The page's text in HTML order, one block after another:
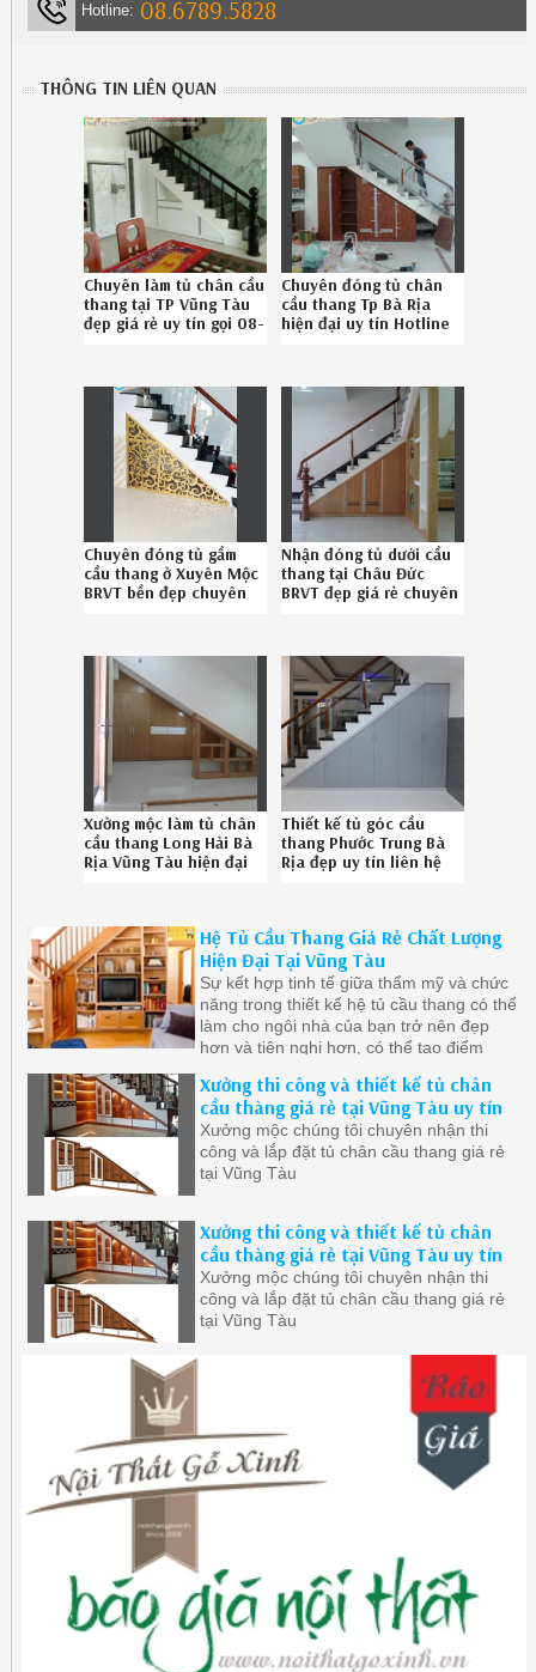
Hotline: 08.6789.5828
THÔNG TIN LIÊN QUAN
Chuyên làm tủ chân cầu
thang tại TP Vũng Tàu
đẹp giá rẻ uy tín gọi 08-
Chuyên đóng tủ chân
cầu thang Tp Bà Rịa
hiện đại uy tín Hotline
Chuyên đóng tủ gầm
cầu thang ở Xuyên Mộc
BRVT bền đẹp chuyên
Nhận đóng tủ dưới cầu
thang tại Châu Đức
BRVT đẹp giá rẻ chuyên
Xưởng mộc làm tủ chân
cầu thang Long Hải Bà
Rịa Vũng Tàu hiện đại
Thiết kế tủ góc cầu
thang Phước Trung Bà
Rịa đẹp uy tín liên hệ
Hệ Tủ Cầu Thang Giá Rẻ Chất Lượng
Hiện Đại Tại Vũng Tàu
Sự kết hợp tinh tế giữa thẩm mỹ và chức
năng trong thiết kế hệ tủ cầu thang có thể
làm cho ngôi nhà của bạn trở nên đẹp
hơn và tiện nghi hơn, có thể tạo điểm
Xưởng thi công và thiết kế tủ chân
cầu thàng giá rẻ tại Vũng Tàu uy tín
Xưởng mộc chúng tôi chuyên nhận thi
công và lắp đặt tủ chân cầu thang giá rẻ
tại Vũng Tàu
Xưởng thi công và thiết kế tủ chân
cầu thàng giá rẻ tại Vũng Tàu uy tín
Xưởng mộc chúng tôi chuyên nhận thi
công và lắp đặt tủ chân cầu thang giá rẻ
tại Vũng Tàu